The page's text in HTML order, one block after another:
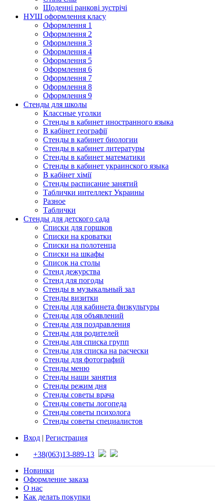
Щоденні ранкові зустрічі
НУШ оформлення класу
Оформлення 1
Оформлення 2
Оформлення 3
Оформлення 4
Оформлення 5
Оформлення 6
Оформлення 7
Оформлення 8
Оформлення 9
Стенды для школы
Классные уголки
Стенды в кабинет иностранного языка
В кабінет географії
Стенды в кабинет биологии
Стенды в кабинет литературы
Стенды в кабинет математики
Стенды в кабинет украинского языка
В кабінет хімії
Стенды расписание занятий
Таблички интеллект Украины
Разное
Таблички
Стенды для детского сада
Списки для горшков
Списки на кроватки
Списки на полотенца
Списки на шкафы
Список на столы
Стенд дежурства
Стенд для погоды
Стенды в музыкальный зал
Стенды визитки
Стенды для кабинета физкультуры
Стенды для объявлений
Стенды для поздравления
Стенды для родителей
Стенды для списка групп
Стенды для списка на расчески
Стенды для фотографий
Стенды меню
Стенды наши занятия
Стенды режим дня
Стенды советы врача
Стенды советы логопеда
Стенды советы психолога
Стенды советы специалистов
Вход | Регистрация
+38(063)13-889-13
Новинки
Оформление заказа
О нас
Как делать покупки